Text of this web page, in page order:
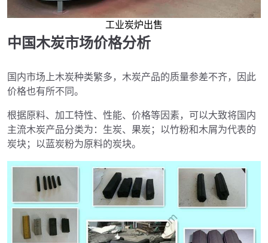
工业炭炉出售
中国木炭市场价格分析
国内市场上木炭种类繁多，木炭产品的质量参差不齐，因此
价格也有所不同。
根据原料、加工特性、性能、价格等因素，可以大致将国内
主流木炭产品分类为：生炭、果炭；以竹粉和木屑为代表的
炭块；以蓝炭粉为原料的炭块。